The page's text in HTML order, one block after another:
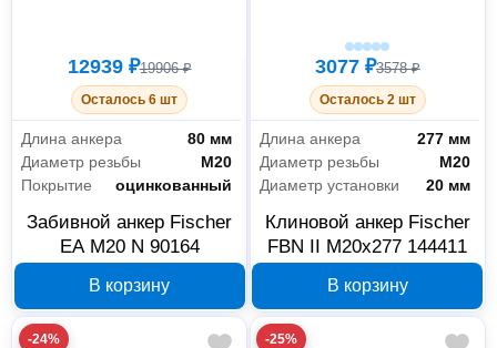
12939 ₽19906 ₽
Осталось 6 шт
Длина анкера
80 мм
Диаметр резьбы
М20
Покрытие
оцинкованный
Забивной анкер Fischer
EA M20 N 90164
В корзину
3077 ₽3578 ₽
Осталось 2 шт
Длина анкера
277 мм
Диаметр резьбы
М20
Диаметр установки
20 мм
Клиновой анкер Fischer
FBN II M20x277 144411
В корзину
-24% -25%